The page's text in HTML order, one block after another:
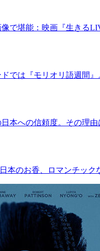
で堪能：映画『生きる
では『モリオリ語週間
本への信頼度。その理由
本のお香、ロマンチッ